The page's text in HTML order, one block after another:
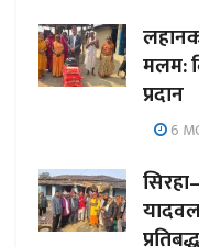
मलम:
प्रदान
6